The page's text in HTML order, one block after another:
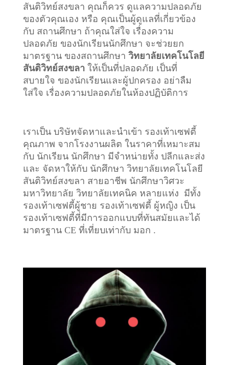
สันติวิทย์สงขลา คุณก็ควร ดูแลความปลอดภัย
ของตัวคุณเอง หรือ คุณเป็นผู้ดูแลที่เกี่ยวข้อง
กับ สถานศึกษา ถ้าคุณใส่ใจ เรื่องความ
ปลอดภัย ของนักเรียนนักศึกษา จะช่วยยก
มาตรฐาน ของสถานศึกษา วิทยาลัยเทคโนโลยี
สันติวิทย์สงขลา ให้เป็นที่ปลอดภัย เป็นที่
สบายใจ ของนักเรียนและผู้ปกครอง อย่าลืม
ใส่ใจ เรื่องความปลอดภัยในห้องปฏิบัติการ
เราเป็น บริษัทจัดหาและนำเข้า รองเท้าเซฟตี้
คุณภาพ จากโรงงานผลิต ในราคาที่เหมาะสม
กับ นักเรียน นักศึกษา มีจำหน่ายทั้ง ปลีกและส่ง
และ จัดหาให้กับ นักศึกษา วิทยาลัยเทคโนโลยี
สันติวิทย์สงขลา สายอาชีพ นักศึกษาวิศวะ
มหาวิทยาลัย วิทยาลัยเทคนิค หลายแห่ง มีทั้ง
รองเท้าเซฟตี้ผู้ชาย รองเท้าเซฟตี้ ผู้หญิง เป็น
รองเท้าเซฟตี้ที่มีการออกแบบที่ทันสมัยและได้
มาตรฐาน CE ที่เที่ยบเท่ากับ มอก .